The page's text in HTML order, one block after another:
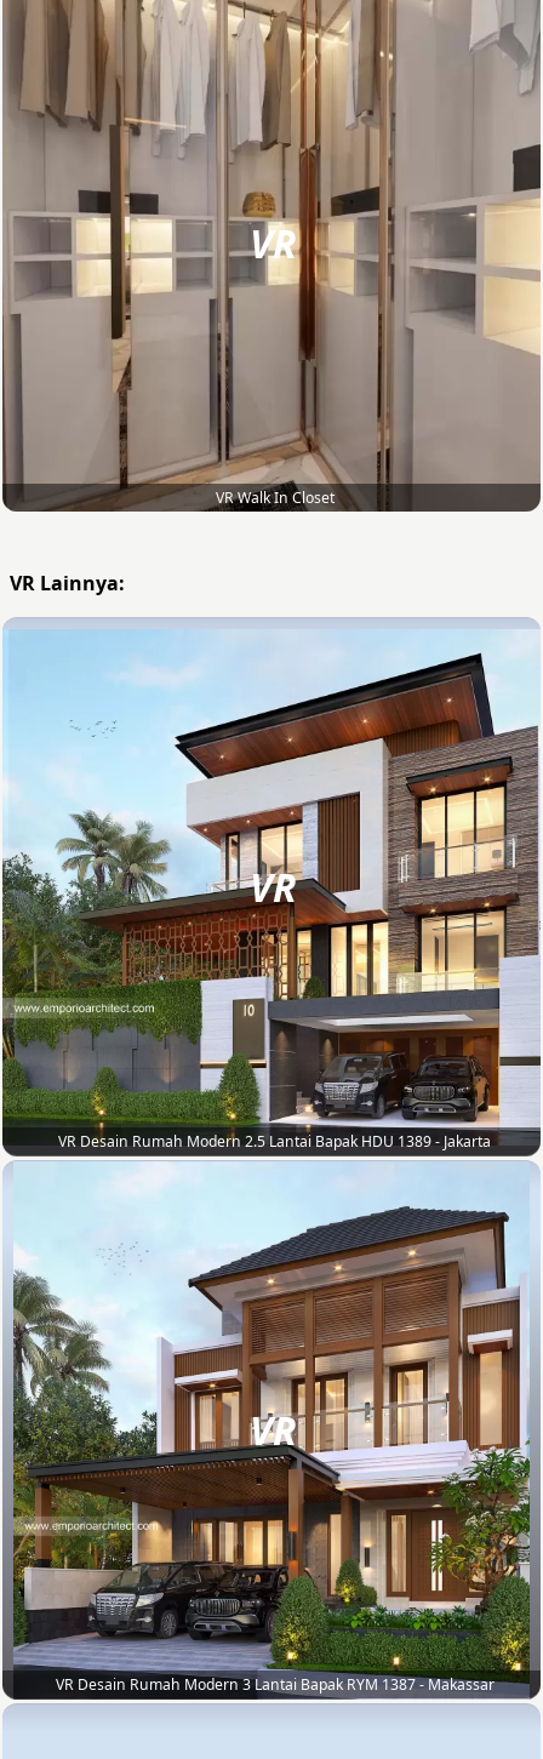
VR
VR Walk In Closet
VR Lainnya:
VR
VR Desain Rumah Modern 2.5 Lantai Bapak HDU 1389 - Jakarta
VR
VR Desain Rumah Modern 3 Lantai Bapak RYM 1387 - Makassar